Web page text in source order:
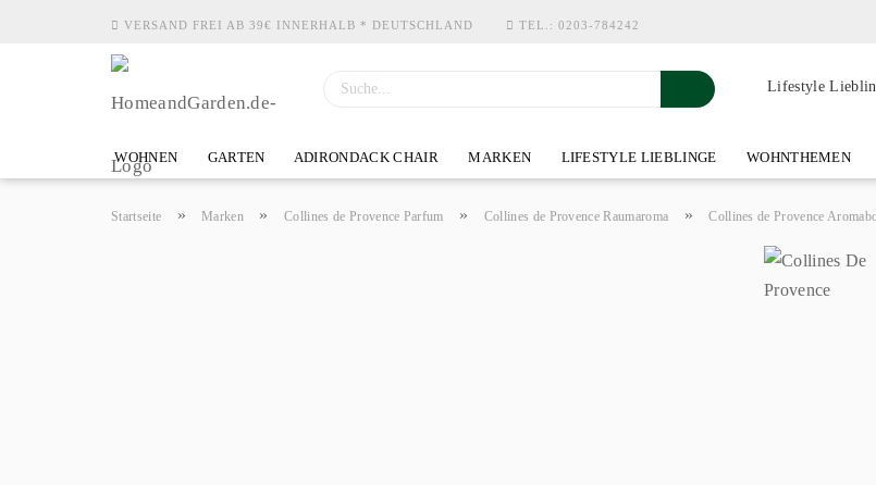
VERSAND FREI AB 39€ INNERHALB * DEUTSCHLAND TEL.: 0203-784242
Lifestyle
WOHNEN GARTEN ADIRONDACK CHAIR MARKEN LIFESTYLE LIEBLINGE WOHNTHEMEN
Startseite » Marken » Collines de Provence Parfum » Collines de Provence Raumaroma » Collines de Provence